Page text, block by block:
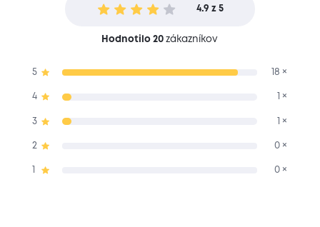
4.9 z 5
Hodnotilo 20 zákazníkov
5 18 ×
4 1 ×
3 1 ×
2 0 ×
0 ×